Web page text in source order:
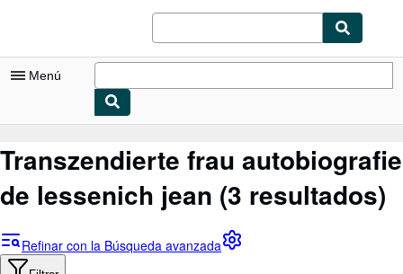
Pasar al contenido principal
Menú
Consultar mis pedidos
Cerrar sesión
Búsqueda avanzada
Colecciones
Transzendierte frau autobiografie
de lessenich jean (3 resultados)
Refinar con la Búsqueda avanzada